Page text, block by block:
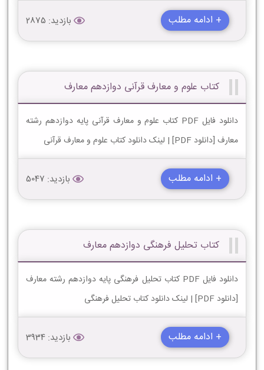
+ ادامه مطلب بازدید: 2875
کتاب علوم و معارف قرآنی دوازدهم معارف
دانلود فایل PDF کتاب علوم و معارف قرآنی پایه دوازدهم رشته
معارف [دانلود PDF] | لینک دانلود کتاب علوم و معارف قرآنی
+ ادامه مطلب بازدید: 5047
کتاب تحلیل فرهنگی دوازدهم معارف
دانلود فایل PDF کتاب تحلیل فرهنگی پایه دوازدهم رشته معارف
[دانلود PDF] | لینک دانلود کتاب تحلیل فرهنگی
+ ادامه مطلب بازدید: 3934